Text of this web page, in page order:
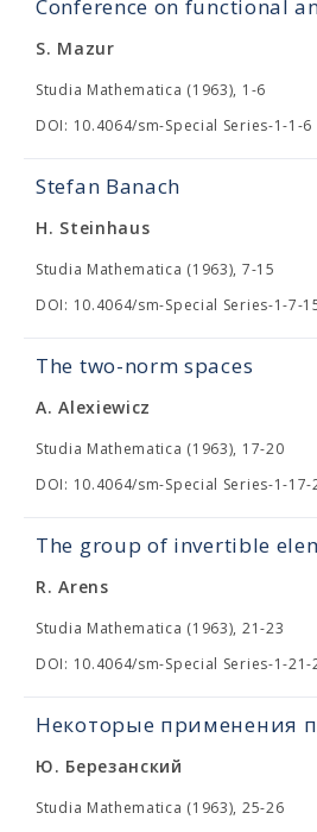
Conference on functional
S. Mazur
Studia Mathematica (1963), 1-6
DOI: 10.4064/sm-Special Series-1-1-6
Stefan Banach
H. Steinhaus
Studia Mathematica (1963), 7-15
DOI: 10.4064/sm-Special Series-1-7-
The two-norm spaces
A. Alexiewicz
Studia Mathematica (1963), 17-20
DOI: 10.4064/sm-Special Series-1-17-
The group of invertible
R. Arens
Studia Mathematica (1963), 21-23
DOI: 10.4064/sm-Special Series-1-21-
Некоторые применения
Ю. Березанский
Studia Mathematica (1963), 25-26